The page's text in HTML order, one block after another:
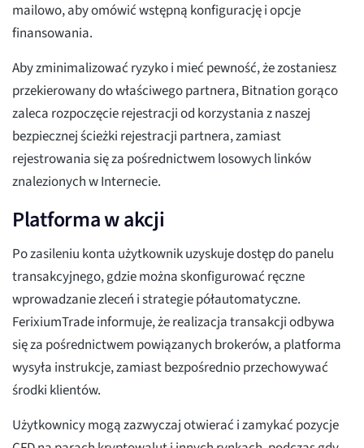
mailowo, aby omówić wstępną konfigurację i opcje
finansowania.
Aby zminimalizować ryzyko i mieć pewność, że zostaniesz
przekierowany do właściwego partnera, Bitnation gorąco
zaleca rozpoczęcie rejestracji od korzystania z naszej
bezpiecznej ścieżki rejestracji partnera, zamiast
rejestrowania się za pośrednictwem losowych linków
znalezionych w Internecie.
Platforma w akcji
Po zasileniu konta użytkownik uzyskuje dostęp do panelu
transakcyjnego, gdzie można skonfigurować ręczne
wprowadzanie zleceń i strategie półautomatyczne.
FerixiumTrade informuje, że realizacja transakcji odbywa
się za pośrednictwem powiązanych brokerów, a platforma
wysyła instrukcje, zamiast bezpośrednio przechowywać
środki klientów.
Użytkownicy mogą zazwyczaj otwierać i zamykać pozycje